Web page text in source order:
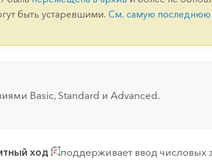
технологий
быть устаревшими.См. самую последнюю
Basic, Standard и Advanced.
ход
поддерживает ввод числовых